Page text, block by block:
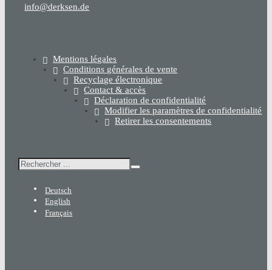
info@derksen.de
Mentions légales
Conditions générales de vente
Recyclage électronique
Contact & accès
Déclaration de confidentialité
Modifier les paramètres de confidentialité
Retirer les consentements
Rechercher
Deutsch
English
Français